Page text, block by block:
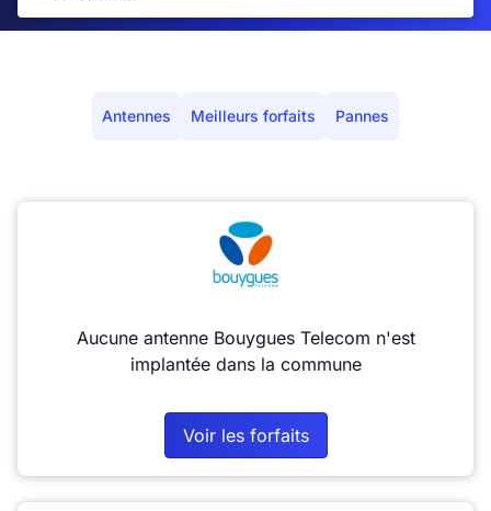
Antennes Meilleurs forfaits Pannes
Aucune antenne Bouygues Telecom n'est
implantée dans la commune
Voir les forfaits